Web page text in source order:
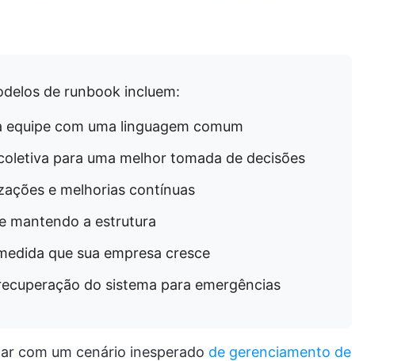
de runbook incluem:
com uma linguagem comum
para uma melhor tomada de decisões
e melhorias contínuas
mantendo a estrutura
que sua empresa cresce
do sistema para emergências
com um cenário inesperado de gerenciamento de